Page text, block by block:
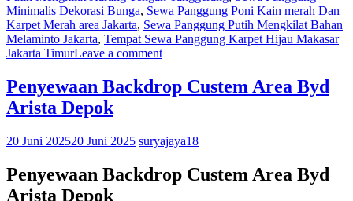
Minimalis Dekorasi Bunga, Sewa Panggung Poni Kain merah Dan
Karpet Merah area Jakarta, Sewa Panggung Putih Mengkilat Bahan
Melaminto Jakarta, Tempat Sewa Panggung Karpet Hijau Makasar
Jakarta TimurLeave a comment
Penyewaan Backdrop Custem Area Byd
Arista Depok
20 Juni 202520 Juni 2025 suryajaya18
Penyewaan Backdrop Custem Area Byd
Arista Depok